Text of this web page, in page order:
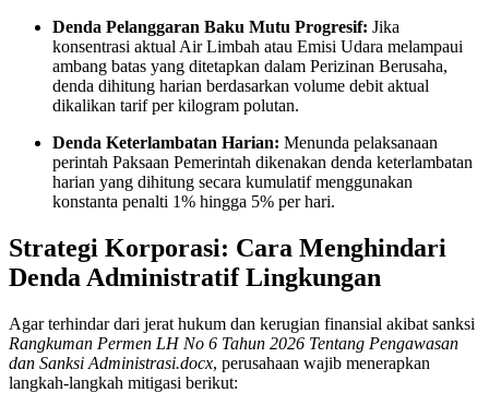
Denda Pelanggaran Baku Mutu Progresif: Jika
konsentrasi aktual Air Limbah atau Emisi Udara melampaui
ambang batas yang ditetapkan dalam Perizinan Berusaha,
denda dihitung harian berdasarkan volume debit aktual
dikalikan tarif per kilogram polutan.
Denda Keterlambatan Harian: Menunda pelaksanaan
perintah Paksaan Pemerintah dikenakan denda keterlambatan
harian yang dihitung secara kumulatif menggunakan
konstanta penalti 1% hingga 5% per hari.
Strategi Korporasi: Cara Menghindari
Denda Administratif Lingkungan
Agar terhindar dari jerat hukum dan kerugian finansial akibat sanksi
Rangkuman Permen LH No 6 Tahun 2026 Tentang Pengawasan
dan Sanksi Administrasi.docx, perusahaan wajib menerapkan
langkah-langkah mitigasi berikut: